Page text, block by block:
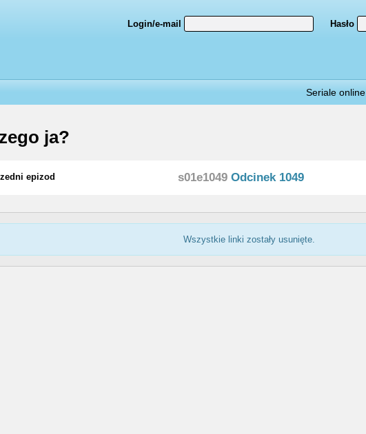
Login/e-mail Hasło
Seriale online
ja?
epizod s01e1049Odcinek 1049
Wszystkie linki zostały usunięte.